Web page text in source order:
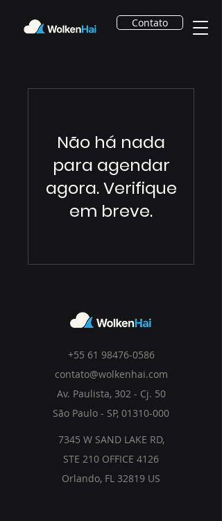
Contato
Não há nada
para agendar
agora. Verifique
em breve.
+55 61 98476-0586
contato@wolkenhai.com
Av. Paulista, 302 - Cj. 50
São Paulo - SP, 01310-000
7345 W SAND LAKE RD,
STE 210 OFFICE 4126
Orlando, FL 32819 US